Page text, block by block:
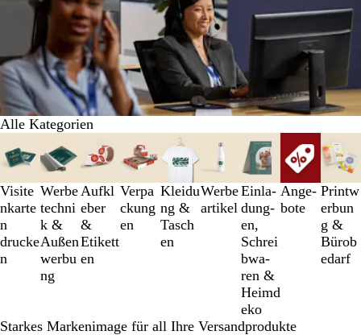
Alle Kategorien
Visite
nkarte
n
drucke
n
Werbe
techni
k &
Außen
werbu
ng
Aufkl
eber
&
Etikett
en
Verpa
ckung
en
Kleidu
ng &
Tasch
en
Werbe
artikel
Einl­a­
dung­
en,
Schrei
b­wa­
ren &
Heimd
eko
An­­ge­­
bo­­te
Printw
erbun
g &
Bürob
edarf
1
3
von
9
Starkes Markenimage für all Ihre Versandprodukte